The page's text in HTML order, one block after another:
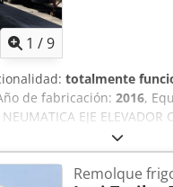
1 /9
totalmente
de fabricación: 2016,
EJE
Remolque